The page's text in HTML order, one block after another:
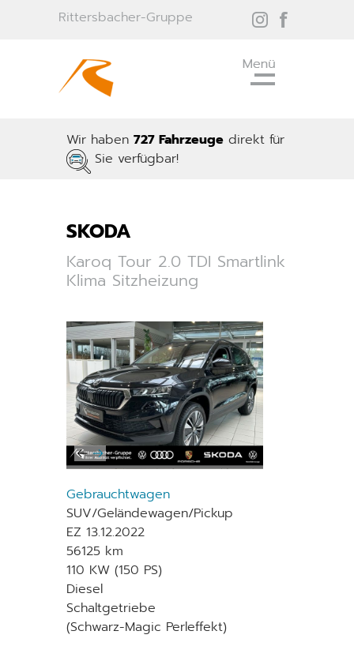
Rittersbacher-Gruppe
Wir haben 727 Fahrzeuge direkt für
Sie verfügbar!
SKODA
Karoq Tour 2.0 TDI Smartlink
Klima Sitzheizung
Gebrauchtwagen
SUV/Geländewagen/Pickup
EZ 13.12.2022
56125 km
110 KW (150 PS)
Diesel
Schaltgetriebe
(Schwarz-Magic Perleffekt)